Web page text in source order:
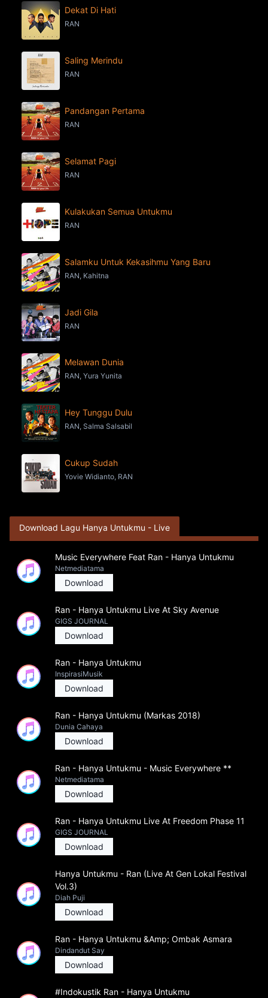
Dekat Di Hati
RAN
Saling Merindu
RAN
Pandangan Pertama
RAN
Selamat Pagi
RAN
Kulakukan Semua Untukmu
RAN
Salamku Untuk Kekasihmu Yang Baru
RAN, Kahitna
Jadi Gila
RAN
Melawan Dunia
RAN, Yura Yunita
Hey Tunggu Dulu
RAN, Salma Salsabil
Cukup Sudah
Yovie Widianto, RAN
Download Lagu Hanya Untukmu - Live
Music Everywhere Feat Ran - Hanya Untukmu
Netmediatama
Download
Ran - Hanya Untukmu Live At Sky Avenue
GIGS JOURNAL
Download
Ran - Hanya Untukmu
InspirasiMusik
Download
Ran - Hanya Untukmu (Markas 2018)
Dunia Cahaya
Download
Ran - Hanya Untukmu - Music Everywhere **
Netmediatama
Download
Ran - Hanya Untukmu Live At Freedom Phase 11
GIGS JOURNAL
Download
Hanya Untukmu - Ran (Live At Gen Lokal Festival
Vol.3)
Diah Puji
Download
Ran - Hanya Untukmu &Amp; Ombak Asmara
Dindandut Say
Download
#Indokustik Ran - Hanya Untukmu